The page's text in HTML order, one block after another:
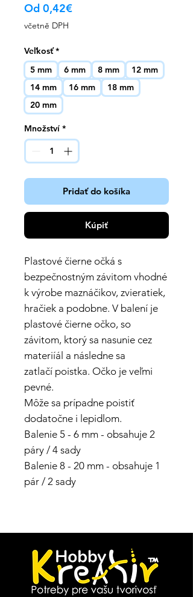
Od 0,42€Zvýhodněná
včetně DPH
Veľkosť *
5 mm
6 mm 8 mm
12 mm
14 mm
16 mm
18 mm
20 mm
Množství *
Pridať do košíka
Kúpiť
Plastové čierne očká s
bezpečnostným závitom vhodné
k výrobe maznáčikov, zvieratiek,
hračiek a podobne. V balení je
plastové čierne očko, so
závitom, ktorý sa nasunie cez
materiíál a následne sa
zatlačí poistka. Očko je veľmi
pevné.
Môže sa prípadne poistiť
dodatočne i lepidlom.
Balenie 5 - 6 mm - obsahuje 2
páry / 4 sady
Balenie 8 - 20 mm - obsahuje 1
pár / 2 sady